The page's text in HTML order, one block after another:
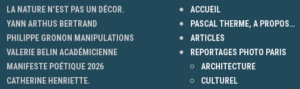
LA NATURE N’EST PAS UN DÉCOR.
YANN ARTHUS BERTRAND
PHILIPPE GRONON MANIPULATIONS
VALERIE BELIN ACADÉMICIENNE
MANIFESTE POÉTIQUE 2026
CATHERINE HENRIETTE.
ACCUEIL
PASCAL THERME, A PROPOS…
ARTICLES
REPORTAGES PHOTO PARIS
ARCHITECTURE
CULTUREL